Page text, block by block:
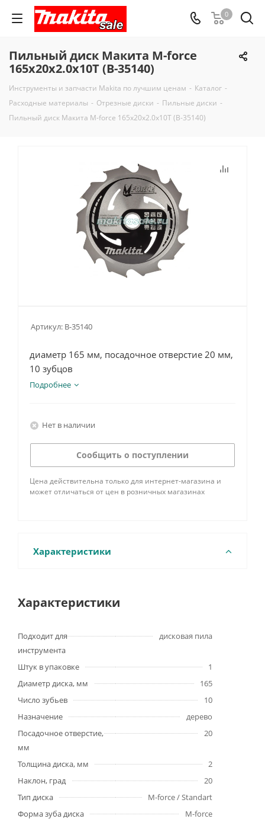
0
Пильный диск Макита M-force
165х20х2.0х10T (B-35140)
Инструменты и запчасти Makita по лучшим ценам - Каталог -
Расходные материалы - Отрезные диски - Пильные диски -
Пильный диск Макита M-force 165х20х2.0х10T (B-35140)
Артикул: B-35140
диаметр 165 мм, посадочное отверстие 20 мм,
10 зубцов
Подробнее
Нет в наличии
Сообщить о поступлении
Цена действительна только для интернет-магазина и
может отличаться от цен в розничных магазинах
Характеристики
Характеристики
Подходит для
инструмента
дисковая пила
Штук в упаковке
1
Диаметр диска, мм
165
Число зубьев
10
Назначение
дерево
Посадочное отверстие,
мм
20
Толщина диска, мм
2
Наклон, град
20
Тип диска
M-force / Standart
Форма зуба диска
M-force